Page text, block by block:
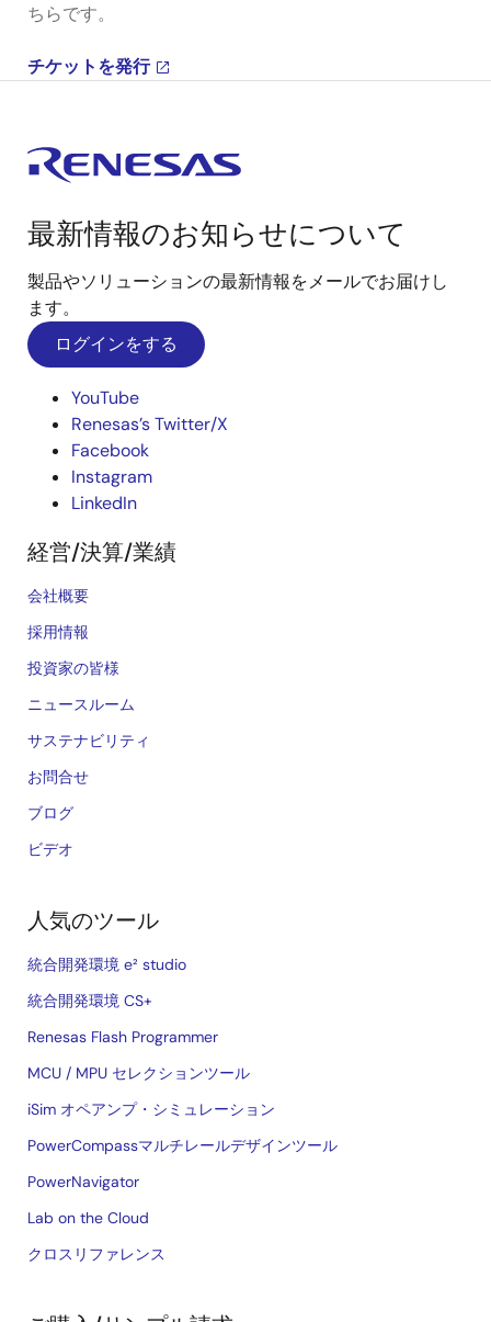
ちらです。
チケットを発行
最新情報のお知らせについて
製品やソリューションの最新情報をメールでお届けし
ます。
ログインをする
YouTube
Renesas’s Twitter/X
Facebook
Instagram
LinkedIn
経営/決算/業績
会社概要
採用情報
投資家の皆様
ニュースルーム
サステナビリティ
お問合せ
ブログ
ビデオ
人気のツール
統合開発環境 e² studio
統合開発環境 CS+
Renesas Flash Programmer
MCU / MPU セレクションツール
iSim オペアンプ・シミュレーション
PowerCompassマルチレールデザインツール
PowerNavigator
Lab on the Cloud
クロスリファレンス